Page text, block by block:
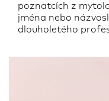
poznatcích z
jména nebo
dlouholetého